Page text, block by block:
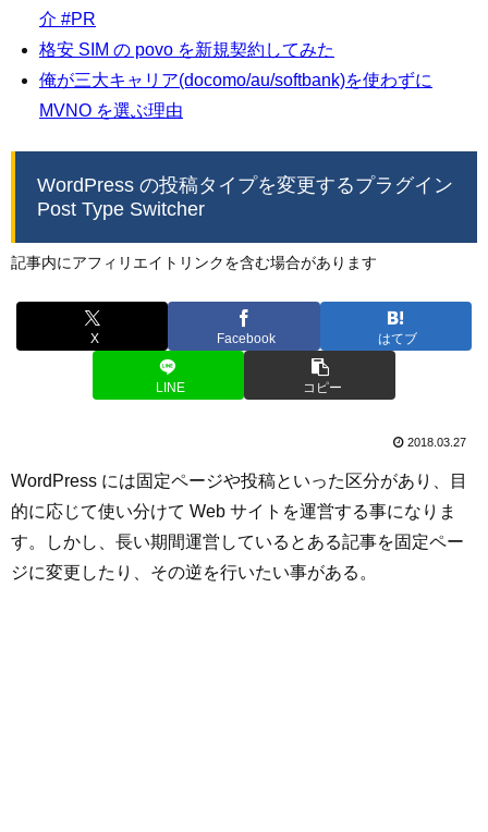
介 #PR
格安 SIM の povo を新規契約してみた
俺が三大キャリア(docomo/au/softbank)を使わずに
MVNO を選ぶ理由
WordPress の投稿タイプを変更するプラグイン
Post Type Switcher
記事内にアフィリエイトリンクを含む場合があります
X Facebook はてブ
LINE コピー
2018.03.27
WordPress には固定ページや投稿といった区分があり、目
的に応じて使い分けて Web サイトを運営する事になりま
す。しかし、長い期間運営しているとある記事を固定ペー
ジに変更したり、その逆を行いたい事がある。